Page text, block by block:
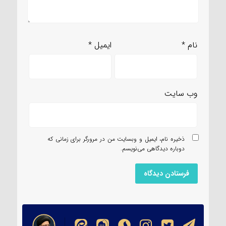
نام* ایمیل*
وب‌ سایت
ذخیره نام، ایمیل و وبسایت من در مرورگر برای زمانی که
دوباره دیدگاهی می‌نویسم.